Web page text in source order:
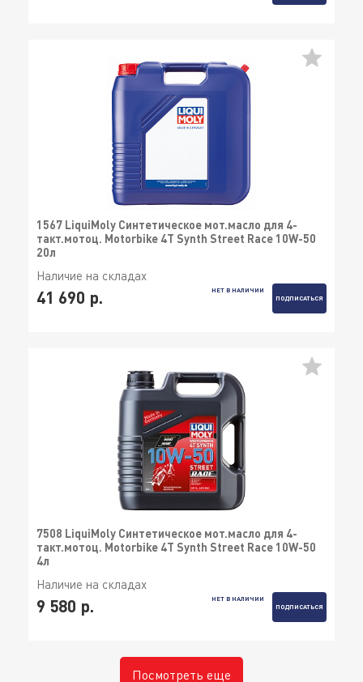
1567 LiquiMoly Синтетическое мот.масло для 4-
такт.мотоц. Motorbike 4T Synth Street Race 10W-50
20л
Наличие на складах
41 690 р.
НЕТ В НАЛИЧИИ
ПОДПИСАТЬСЯ
7508 LiquiMoly Синтетическое мот.масло для 4-
такт.мотоц. Motorbike 4T Synth Street Race 10W-50
4л
Наличие на складах
9 580 р.
НЕТ В НАЛИЧИИ
ПОДПИСАТЬСЯ
Посмотреть еще